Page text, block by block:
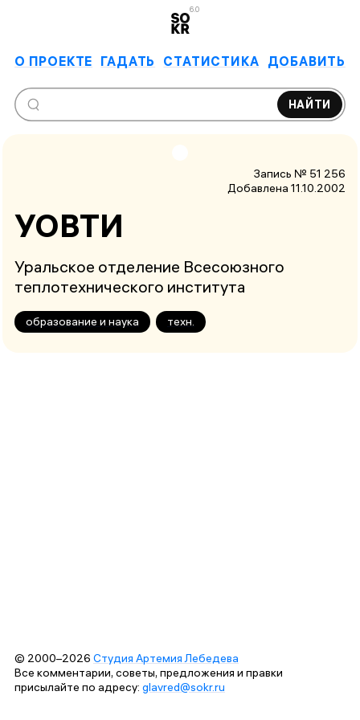
6.0
О ПРОЕКТЕ ГАДАТЬ СТАТИСТИКА ДОБАВИТЬ
НАЙТИ
Запись № 51 256
Добавлена 11.10.2002
УОВТИ
Уральское отделение Всесоюзного
теплотехнического института
образование и наука техн.
© 2000–2026 Студия Артемия Лебедева
Все комментарии, советы, предложения и правки
присылайте по адресу: glavred@sokr.ru